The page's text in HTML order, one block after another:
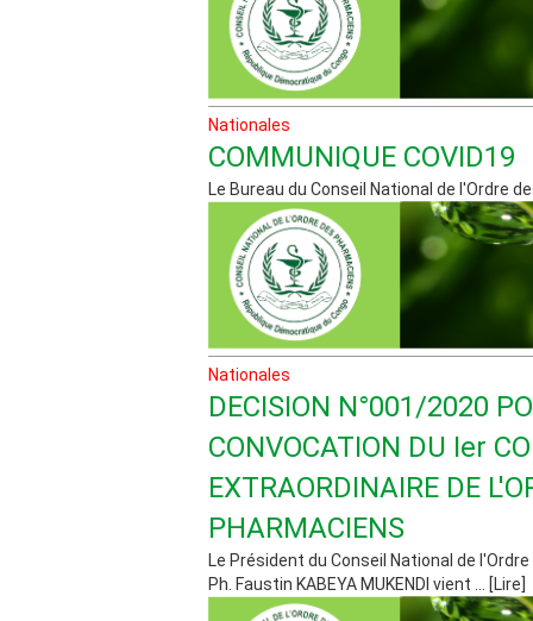
Nationales
COMMUNIQUE COVID19
Le Bureau du Conseil National de l'Ordre
Nationales
DECISION N°001/2020
CONVOCATION DU Ier
EXTRAORDINAIRE DE
PHARMACIENS
Le Président du Conseil National de
Ph. Faustin KABEYA MUKENDI vient ... [Lire]